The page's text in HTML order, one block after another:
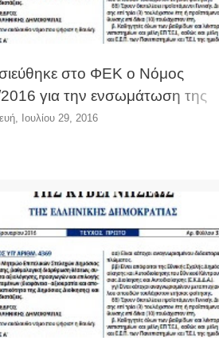
στο ΦΕΚ ο Νόμος
για την ενσωμάτωση της
2013/30 & άλλες διατάξεις. Τί
για τις δηλώσεις "πόθεν
Ιουλίου 29, 2016
ΕΝΣΩΜΆΤΩΣΗ ΟΔΗΓΊΑΣ